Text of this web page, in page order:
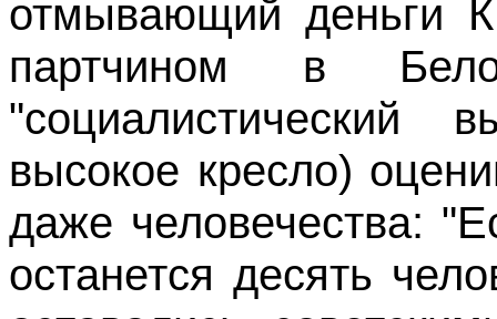
отмывающий деньги
партчином в
высокое кресло)
даже человечества:
останется десять